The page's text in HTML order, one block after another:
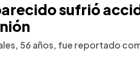
sufrió
56 años, fue reportado